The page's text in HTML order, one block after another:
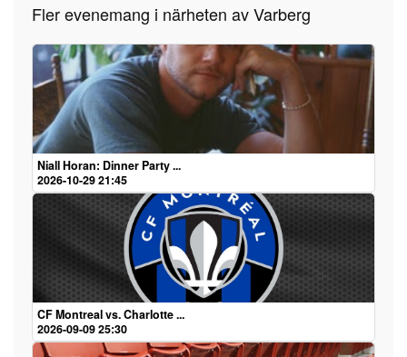
Fler evenemang i närheten av Varberg
Niall Horan: Dinner Party ...
2026-10-29 21:45
CF Montreal vs. Charlotte ...
2026-09-09 25:30